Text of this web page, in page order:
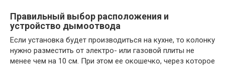
Правильный выбор расположения и
устройство дымоотвода
Если установка будет производиться на кухне, то колонку
нужно разместить от электро- или газовой плиты не
менее чем на 10 см. При этом ее окошечко, через которое